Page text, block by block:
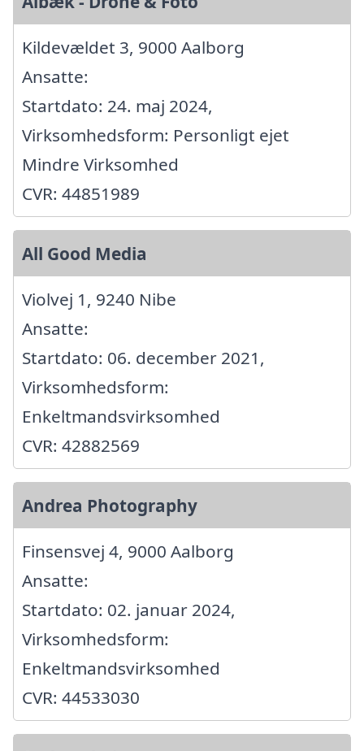
Kildevældet 3, 9000 Aalborg
Ansatte:
Startdato: 24. maj 2024,
Virksomhedsform: Personligt ejet
Mindre Virksomhed
CVR: 44851989
All Good Media
Violvej 1, 9240 Nibe
Ansatte:
Startdato: 06. december 2021,
Virksomhedsform:
Enkeltmandsvirksomhed
CVR: 42882569
Andrea Photography
Finsensvej 4, 9000 Aalborg
Ansatte:
Startdato: 02. januar 2024,
Virksomhedsform:
Enkeltmandsvirksomhed
CVR: 44533030